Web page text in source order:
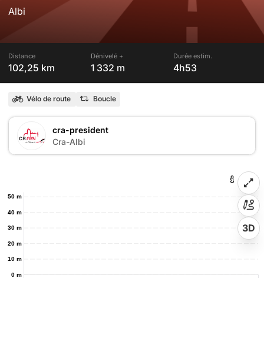
Albi
Distance
102,25 km
Dénivelé +
1 332 m
Durée estim.
4h53
Vélo de route Boucle
cra-president
Cra-Albi
0 m
10 m
20 m
30 m
40 m
50 m
3D